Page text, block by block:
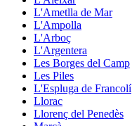
L'Ametlla de Mar
L'Ampolla
L'Arboç
L'Argentera
Les Borges del Camp
Les Piles
L'Espluga de Francolí
Llorac
Llorenç del Penedès